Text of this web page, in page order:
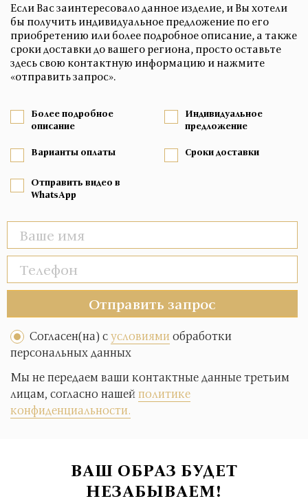
Если Вас заинтересовало данное изделие, и Вы хотели
бы получить индивидуальное предложение по его
приобретению или более подробное описание, а также
сроки доставки до вашего региона, просто оставьте
здесь свою контактную информацию и нажмите
«отправить запрос».
Более подробное
описание
Индивидуальное
предложение
Варианты оплаты Сроки доставки
Отправить видео в
WhatsApp
Отправить запрос
Согласен(на) сусловиямиобработки
персональных данных
Мы не передаем ваши контактные данные третьим
лицам, согласно нашейполитике
конфиденциальности.
ВАШ ОБРАЗ БУДЕТ
НЕЗАБЫВАЕМ!